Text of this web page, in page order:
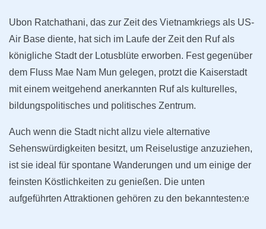
Ubon Ratchathani, das zur Zeit des Vietnamkriegs als US-
Air Base diente, hat sich im Laufe der Zeit den Ruf als
königliche Stadt der Lotusblüte erworben. Fest gegenüber
dem Fluss Mae Nam Mun gelegen, protzt die Kaiserstadt
mit einem weitgehend anerkannten Ruf als kulturelles,
bildungspolitisches und politisches Zentrum.
Auch wenn die Stadt nicht allzu viele alternative
Sehenswürdigkeiten besitzt, um Reiselustige anzuziehen,
ist sie ideal für spontane Wanderungen und um einige der
feinsten Köstlichkeiten zu genießen. Die unten
aufgeführten Attraktionen gehören zu den bekanntesten:e